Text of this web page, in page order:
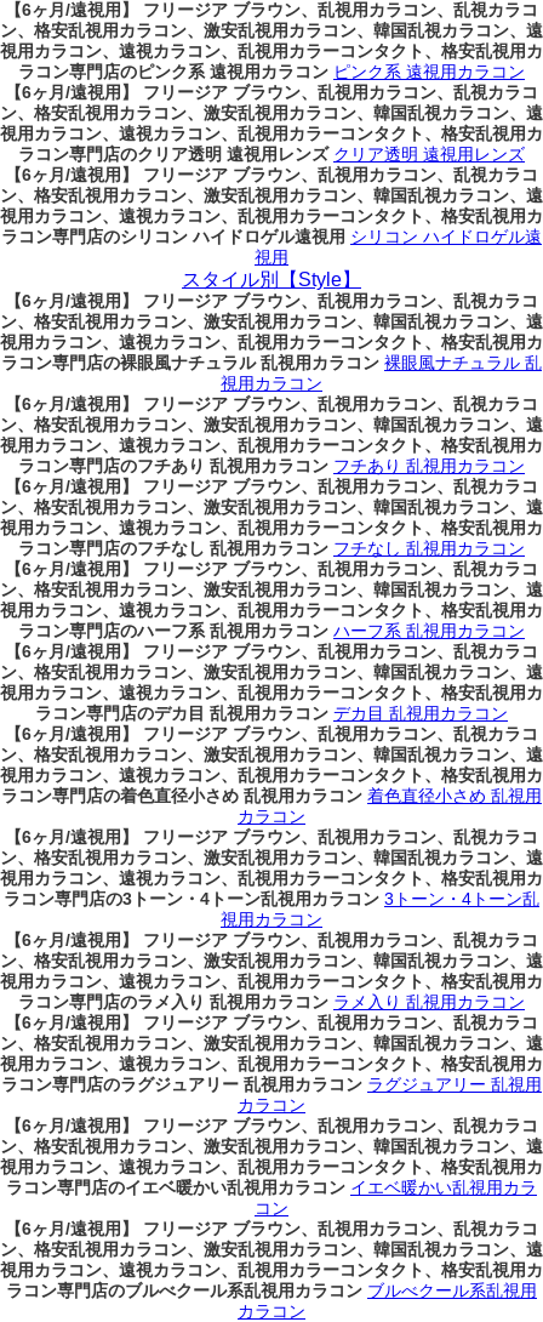
【6ヶ月/遠視用】 フリージア ブラウン、乱視用カラコン、乱視カラコ
ン、格安乱視用カラコン、激安乱視用カラコン、韓国乱視カラコン、遠
視用カラコン、遠視カラコン、乱視用カラーコンタクト、格安乱視用カ
ラコン専門店のピンク系 遠視用カラコン ピンク系 遠視用カラコン
【6ヶ月/遠視用】 フリージア ブラウン、乱視用カラコン、乱視カラコ
ン、格安乱視用カラコン、激安乱視用カラコン、韓国乱視カラコン、遠
視用カラコン、遠視カラコン、乱視用カラーコンタクト、格安乱視用カ
ラコン専門店のクリア透明 遠視用レンズ クリア透明 遠視用レンズ
【6ヶ月/遠視用】 フリージア ブラウン、乱視用カラコン、乱視カラコ
ン、格安乱視用カラコン、激安乱視用カラコン、韓国乱視カラコン、遠
視用カラコン、遠視カラコン、乱視用カラーコンタクト、格安乱視用カ
ラコン専門店のシリコン ハイドロゲル遠視用 シリコン ハイドロゲル遠
視用
スタイル別【Style】
【6ヶ月/遠視用】 フリージア ブラウン、乱視用カラコン、乱視カラコ
ン、格安乱視用カラコン、激安乱視用カラコン、韓国乱視カラコン、遠
視用カラコン、遠視カラコン、乱視用カラーコンタクト、格安乱視用カ
ラコン専門店の裸眼風ナチュラル 乱視用カラコン 裸眼風ナチュラル 乱
視用カラコン
【6ヶ月/遠視用】 フリージア ブラウン、乱視用カラコン、乱視カラコ
ン、格安乱視用カラコン、激安乱視用カラコン、韓国乱視カラコン、遠
視用カラコン、遠視カラコン、乱視用カラーコンタクト、格安乱視用カ
ラコン専門店のフチあり 乱視用カラコン フチあり 乱視用カラコン
【6ヶ月/遠視用】 フリージア ブラウン、乱視用カラコン、乱視カラコ
ン、格安乱視用カラコン、激安乱視用カラコン、韓国乱視カラコン、遠
視用カラコン、遠視カラコン、乱視用カラーコンタクト、格安乱視用カ
ラコン専門店のフチなし 乱視用カラコン フチなし 乱視用カラコン
【6ヶ月/遠視用】 フリージア ブラウン、乱視用カラコン、乱視カラコ
ン、格安乱視用カラコン、激安乱視用カラコン、韓国乱視カラコン、遠
視用カラコン、遠視カラコン、乱視用カラーコンタクト、格安乱視用カ
ラコン専門店のハーフ系 乱視用カラコン ハーフ系 乱視用カラコン
【6ヶ月/遠視用】 フリージア ブラウン、乱視用カラコン、乱視カラコ
ン、格安乱視用カラコン、激安乱視用カラコン、韓国乱視カラコン、遠
視用カラコン、遠視カラコン、乱視用カラーコンタクト、格安乱視用カ
ラコン専門店のデカ目 乱視用カラコン デカ目 乱視用カラコン
【6ヶ月/遠視用】 フリージア ブラウン、乱視用カラコン、乱視カラコ
ン、格安乱視用カラコン、激安乱視用カラコン、韓国乱視カラコン、遠
視用カラコン、遠視カラコン、乱視用カラーコンタクト、格安乱視用カ
ラコン専門店の着色直径小さめ 乱視用カラコン 着色直径小さめ 乱視用
カラコン
【6ヶ月/遠視用】 フリージア ブラウン、乱視用カラコン、乱視カラコ
ン、格安乱視用カラコン、激安乱視用カラコン、韓国乱視カラコン、遠
視用カラコン、遠視カラコン、乱視用カラーコンタクト、格安乱視用カ
ラコン専門店の3トーン・4トーン乱視用カラコン 3トーン・4トーン乱
視用カラコン
【6ヶ月/遠視用】 フリージア ブラウン、乱視用カラコン、乱視カラコ
ン、格安乱視用カラコン、激安乱視用カラコン、韓国乱視カラコン、遠
視用カラコン、遠視カラコン、乱視用カラーコンタクト、格安乱視用カ
ラコン専門店のラメ入り 乱視用カラコン ラメ入り 乱視用カラコン
【6ヶ月/遠視用】 フリージア ブラウン、乱視用カラコン、乱視カラコ
ン、格安乱視用カラコン、激安乱視用カラコン、韓国乱視カラコン、遠
視用カラコン、遠視カラコン、乱視用カラーコンタクト、格安乱視用カ
ラコン専門店のラグジュアリー 乱視用カラコン ラグジュアリー 乱視用
カラコン
【6ヶ月/遠視用】 フリージア ブラウン、乱視用カラコン、乱視カラコ
ン、格安乱視用カラコン、激安乱視用カラコン、韓国乱視カラコン、遠
視用カラコン、遠視カラコン、乱視用カラーコンタクト、格安乱視用カ
ラコン専門店のイエベ暖かい乱視用カラコン イエベ暖かい乱視用カラ
コン
【6ヶ月/遠視用】 フリージア ブラウン、乱視用カラコン、乱視カラコ
ン、格安乱視用カラコン、激安乱視用カラコン、韓国乱視カラコン、遠
視用カラコン、遠視カラコン、乱視用カラーコンタクト、格安乱視用カ
ラコン専門店のブルべクール系乱視用カラコン ブルべクール系乱視用
カラコン